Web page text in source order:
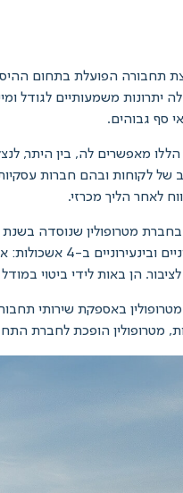
תחבורה הפועלת בתחום
יתרונות משמעותיים לגודל
סף גבוהים.
הללו מאפשרים לה, בין היתר,
של לקוחות ובהם חברות
לאחר הליך מכרזי.
באוטובוסים
לציבור. הן באות לידי ביטוי
באספקת שירותי
מטרופולין הופכת לחברת